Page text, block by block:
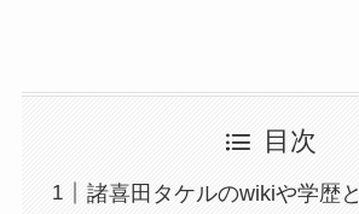
目次
諸喜田タケルのwikiや学歴